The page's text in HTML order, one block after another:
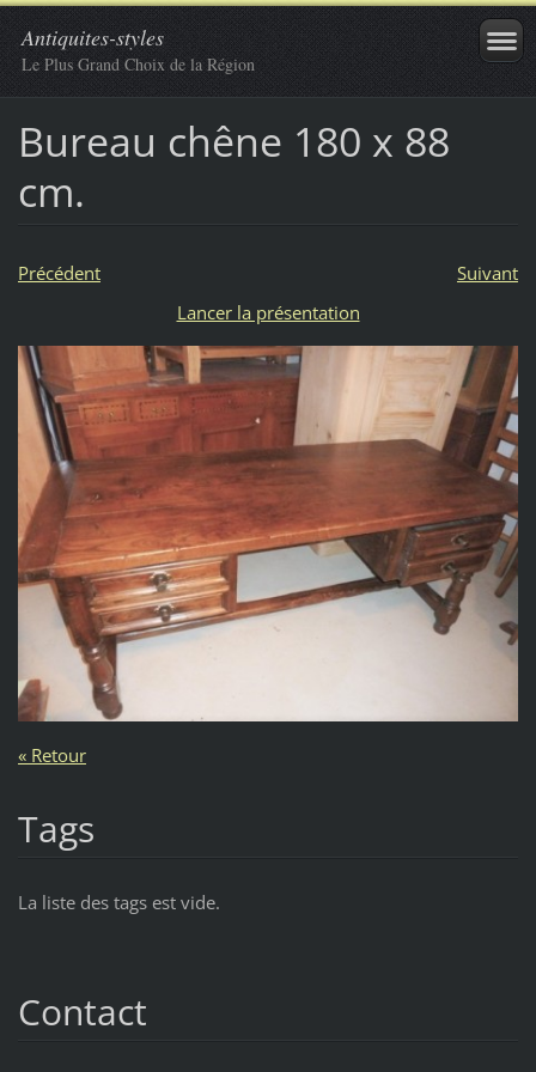
Antiquites-styles
Le Plus Grand Choix de la Région
Bureau chêne 180 x 88
cm.
Précédent
Suivant
Lancer la présentation
« Retour
Tags
La liste des tags est vide.
Contact